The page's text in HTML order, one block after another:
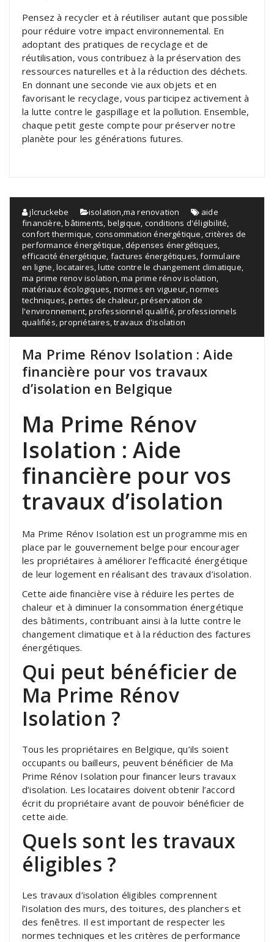
Pensez à recycler et à réutiliser autant que possible
pour réduire votre impact environnemental. En
adoptant des pratiques de recyclage et de
réutilisation, vous contribuez à la préservation des
ressources naturelles et à la réduction des déchets.
En donnant une seconde vie aux objets et en
favorisant le recyclage, vous participez activement à
la lutte contre le gaspillage et la pollution. Ensemble,
chaque petit geste compte pour préserver notre
planète pour les générations futures.
jlcruckebe isolation ma renovation
aide
financière ,bâtiments belgique conditions d'éligibilité
confort thermique consommation énergétique ,critères de
performance énergétique ,dépenses énergétiques
efficacité énergétique factures énergétiques ,formulaire
en ligne ,locataires ,lutte contre le changement climatique
ma prime renov isolation ,ma prime rénov isolation
matériaux écologiques normes en vigueur ,normes
techniques ,pertes de chaleur,préservation de
l'environnement ,professionnel qualifié ,professionnels
qualifiés ,propriétaires ,travaux d'isolation
Ma Prime Rénov Isolation : Aide
financière pour vos travaux
d’isolation en Belgique
Ma Prime Rénov
Isolation : Aide
financière pour vos
travaux d’isolation
Ma Prime Rénov Isolation est un programme mis en
place par le gouvernement belge pour encourager
les propriétaires à améliorer l’efficacité énergétique
de leur logement en réalisant des travaux d’isolation.
Cette aide financière vise à réduire les pertes de
chaleur et à diminuer la consommation énergétique
des bâtiments, contribuant ainsi à la lutte contre le
changement climatique et à la réduction des factures
énergétiques.
Qui peut bénéficier de
Ma Prime Rénov
Isolation ?
Tous les propriétaires en Belgique, qu’ils soient
occupants ou bailleurs, peuvent bénéficier de Ma
Prime Rénov Isolation pour financer leurs travaux
d’isolation. Les locataires doivent obtenir l’accord
écrit du propriétaire avant de pouvoir bénéficier de
cette aide.
Quels sont les travaux
éligibles ?
Les travaux d’isolation éligibles comprennent
l’isolation des murs, des toitures, des planchers et
des fenêtres. Il est important de respecter les
normes techniques et les critères de performance